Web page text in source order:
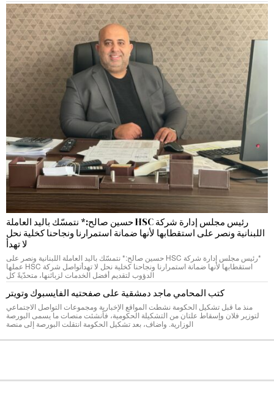
رئيس مجلس إدارة شركة HSC حسين صالح:* نتمسّك باليد العاملة
اللبنانية ونصر على استقطابها لأنها ضمانة استمرارنا ونجاحنا كخلية نحل
لا تهدأ
*رئيس مجلس إدارة شركة HSC حسين صالح:* نتمسّك باليد العاملة اللبنانية ونصر على
استقطابها لأنها ضمانة استمرارنا ونجاحنا كخلية نحل لا تهدأتواصل شركة HSC عملها
الدؤوب لتقديم أفضل الخدمات لزبائنها، متحدّيةً كل
كتب المحامي ماجد دمشقية على صفحتيه الفايسبوك وتويتر
منذ ما قبل تشكيل الحكومة نشطت المواقع الإخبارية ومجموعات التواصل الاجتماعي
لتوزير فلان وإسقاط علتان من التشكيلة الحكومية، فأنشئت منصات ما يسمى البورصة
الوزارية. واضاف، بعد تشكيل الحكومة انتقلت البورصة إلى منصة